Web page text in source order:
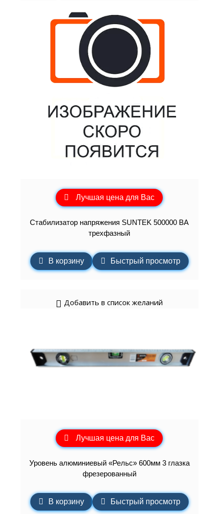
Лучшая цена для Вас
Стабилизатор напряжения SUNTEK 500000 ВА
трехфазный
В корзину Быстрый просмотр
Добавить в список желаний
Лучшая цена для Вас
Уровень алюминиевый «Рельс» 600мм 3 глазка
фрезерованный
В корзину Быстрый просмотр